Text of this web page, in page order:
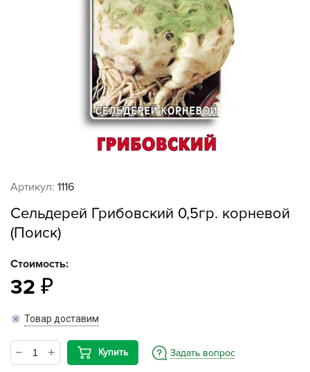
Артикул: 1116
Сельдерей Грибовский 0,5гр. корневой
(Поиск)
Стоимость:
32
Товар доставим
Купить Задать вопрос